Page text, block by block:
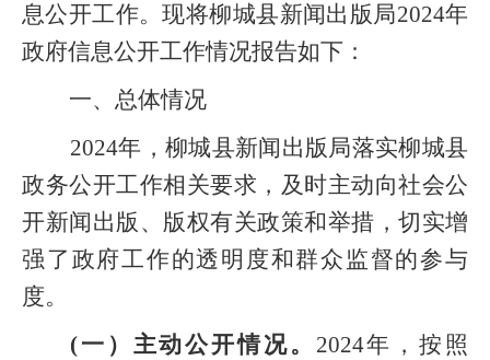
息公开工作。现将柳城县新闻出版局2024年
政府信息公开工作情况报告如下：
一、 总体情况
2024年，柳城县新闻出版局落实柳城县
政务公开工作相关要求，及时主动向社会公
开新闻出版、版权有关政策和举措，切实增
强了政府工作的透明度和群众监督的参与
度。
(一）主动公开情况。 2024年，按照